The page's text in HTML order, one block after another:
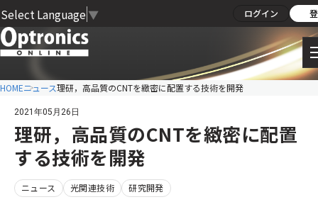
Select Language ▼ ログイン
HOMEニュース理研，高品質のCNTを緻密に配置する技術を開発
2021年05月26日
理研，高品質のCNTを緻密に配置
する技術を開発
ニュース 光関連技術 研究開発